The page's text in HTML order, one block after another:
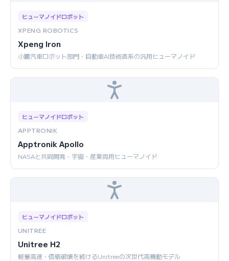
ヒューマノイドロボット
XPENG ROBOTICS
Xpeng Iron
小鵬汽車ロボット部門・自動車AI技術直系の汎用ヒューマノイド
ヒューマノイドロボット
APPTRONIK
Apptronik Apollo
NASAと共同開発・宇宙・産業両用ヒューマノイド
ヒューマノイドロボット
UNITREE
Unitree H2
軽量高速・価格破壊を続けるUnitreeの次世代高機動モデル